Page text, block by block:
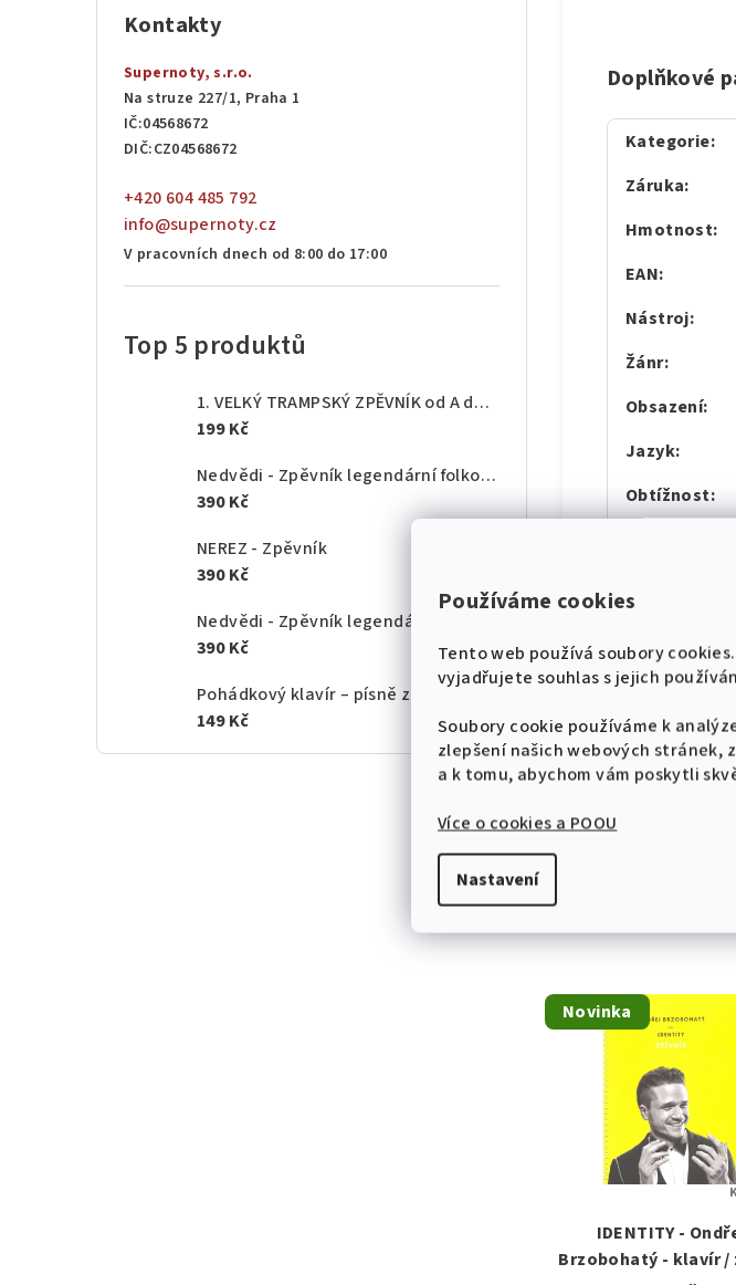
Používáme cookies
Tento web používá soubory
vyjadřujete souhlas s jejich
Soubory cookie používáme k
zlepšení našich webových stránek,
a k tomu, abychom vám poskytli
Více o cookies a POOU
Nastavení
Kontakty
Supernoty, s.r.o.
Na struze 227/1, Praha 1
IČ:04568672
DIČ:CZ04568672
+420 604 485 792
info@supernoty.cz
V pracovních dnech od 8:00 do 17:00
Top 5 produktů
1. VELKÝ TRAMPSKÝ ZPĚVNÍK od A do Z - texty akordy
199 Kč
Nedvědi - Zpěvník legendární folkové rodiny - 1.díl
390 Kč
NEREZ - Zpěvník
390 Kč
390 Kč
Pohádkový klavír – písně z českých pohádek pro klavír
149 Kč
Doplňkové
Kategorie:
Záruka:
Hmotnost:
EAN:
Nástroj:
Žánr:
Obsazení:
Jazyk:
Obtížnost:
Počet
Vazba :
Novinka
IDENTITY -
Brzobohatý - klavír /